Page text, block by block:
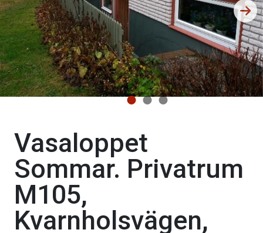
Vasaloppet
Sommar. Privatrum
M105,
Kvarnholsvägen,